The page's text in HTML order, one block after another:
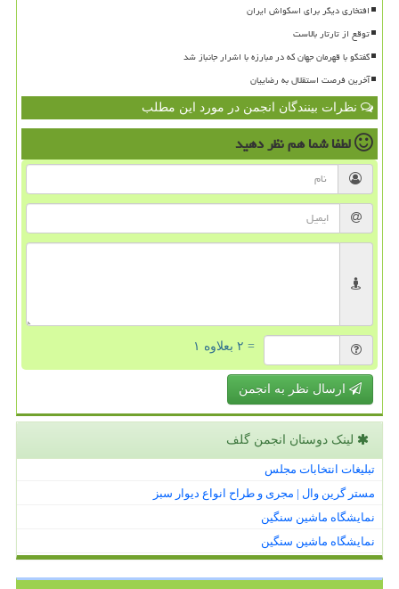
افتخاری دیگر برای اسکواش ایران
توقع از تارتار بالاست
گفتگو با قهرمان جهان که در مبارزه با اشرار جانباز شد
آخرین فرصت استقلال به رضاییان
نظرات بینندگان انجمن در مورد این مطلب
لطفا شما همنظر دهید
= ۲ بعلاوه ۱
ارسال نظر به انجمن
لینک دوستان انجمن گلف
تبلیغات انتخابات مجلس
مستر گرین وال | مجری و طراح انواع دیوار سبز
نمایشگاه ماشین سنگین
نمایشگاه ماشین سنگین